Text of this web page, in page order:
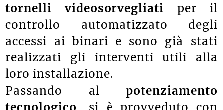
tornelli videosorvegliati per il
controllo automatizzato degli
accessi ai binari e sono già stati
realizzati gli interventi utili alla
loro installazione.
Passando al potenziamento